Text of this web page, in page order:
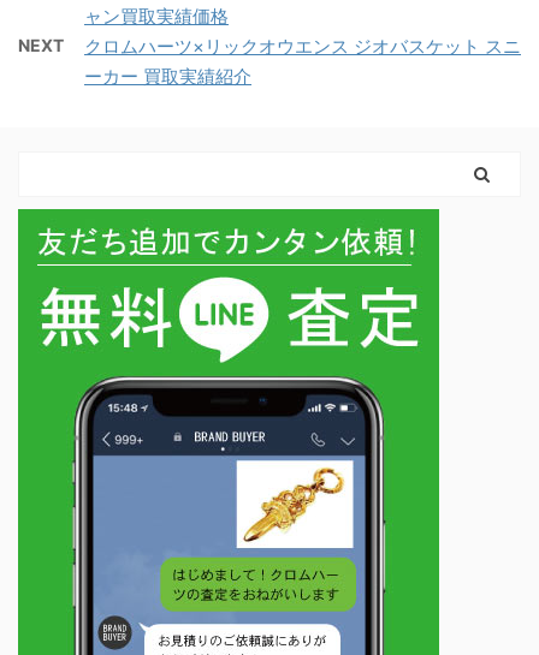
ャン買取実績価格
NEXT
クロムハーツ×リックオウエンス ジオバスケット スニ
ーカー 買取実績紹介